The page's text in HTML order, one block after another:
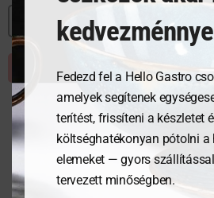
MEGNÉZEM
KOSÁRBA
Fedezd fel a Hello Gastro
amelyek segítenek
terítést, frissíteni a készletet
költséghatékonyan pótolni a
elemeket — gyors
tervezett minőségben.